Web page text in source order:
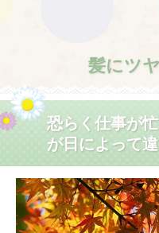
髪にツ
恐らく仕事が
が日によって